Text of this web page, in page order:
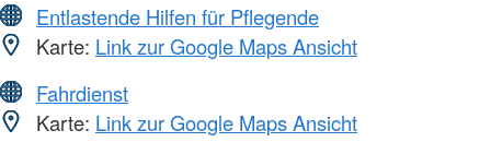
Entlastende Hilfen für Pflegende
Karte: Link zur Google Maps Ansicht
Fahrdienst
Karte: Link zur Google Maps Ansicht